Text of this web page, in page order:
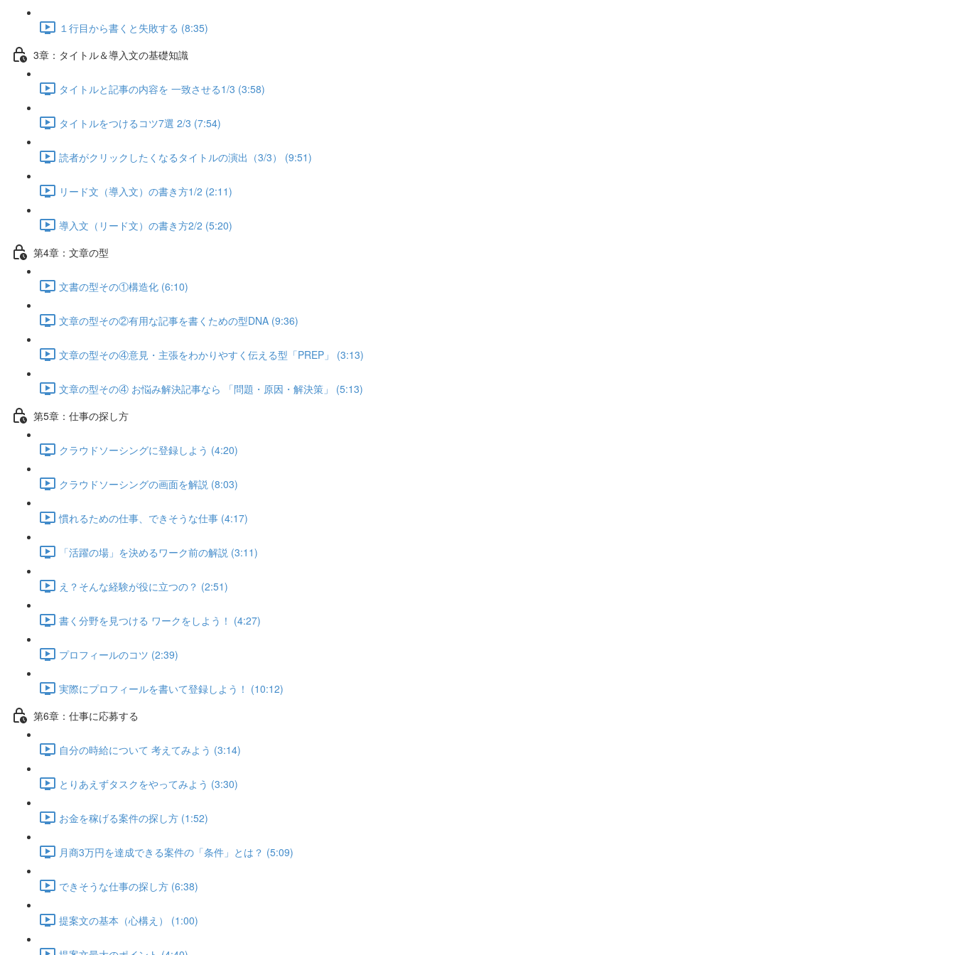
１行目から書くと失敗する (8:35)
3章：タイトル＆導入文の基礎知識
タイトルと記事の内容を 一致させる1/3 (3:58)
タイトルをつけるコツ7選 2/3 (7:54)
読者がクリックしたくなるタイトルの演出（3/3） (9:51)
リード文（導入文）の書き方1/2 (2:11)
導入文（リード文）の書き方2/2 (5:20)
第4章：文章の型
文書の型その①構造化 (6:10)
文章の型その②有用な記事を書くための型DNA (9:36)
文章の型その④意見・主張をわかりやすく伝える型「PREP」 (3:13)
文章の型その④ お悩み解決記事なら 「問題・原因・解決策」 (5:13)
第5章：仕事の探し方
クラウドソーシングに登録しよう (4:20)
クラウドソーシングの画面を解説 (8:03)
慣れるための仕事、できそうな仕事 (4:17)
「活躍の場」を決めるワーク前の解説 (3:11)
え？そんな経験が役に立つの？ (2:51)
書く分野を見つける ワークをしよう！ (4:27)
プロフィールのコツ (2:39)
実際にプロフィールを書いて登録しよう！ (10:12)
第6章：仕事に応募する
自分の時給について 考えてみよう (3:14)
とりあえずタスクをやってみよう (3:30)
お金を稼げる案件の探し方 (1:52)
月商3万円を達成できる案件の「条件」とは？ (5:09)
できそうな仕事の探し方 (6:38)
提案文の基本（心構え） (1:00)